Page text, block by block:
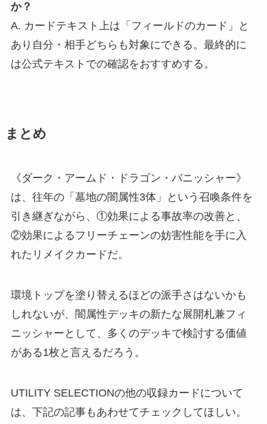
か？
A. カードテキスト上は「フィールドのカード」と
あり自分・相手どちらも対象にできる。最終的に
は公式テキストでの確認をおすすめする。
まとめ
《ダーク・アームド・ドラゴン・バニッシャー》
は、往年の「墓地の闇属性3体」という召喚条件を
引き継ぎながら、①効果による事故率の改善と、
②効果によるフリーチェーンの妨害性能を手に入
れたリメイクカードだ。
環境トップを塗り替えるほどの派手さはないかも
しれないが、闇属性デッキの新たな展開札兼フィ
ニッシャーとして、多くのデッキで検討する価値
がある1枚と言えるだろう。
UTILITY SELECTIONの他の収録カードについて
は、下記の記事もあわせてチェックしてほしい。